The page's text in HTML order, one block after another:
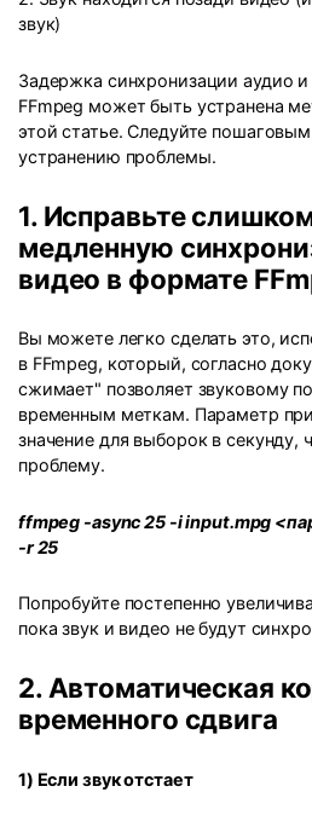
звук)
Задержка синхронизации аудио
FFmpeg может быть устранена
этой статье. Следуйте
устранению проблемы.
1. Исправьте
медленную
видео в формате
Вы можете легко сделать это,
в FFmpeg, который, согласно
сжимает" позволяет звуковому
временным меткам. Параметр
значение для выборок в секунду,
проблему.
ffmpeg -async 25 -i input.mpg
-r 25
Попробуйте постепенно
пока звук и видео не будут
2. Автоматическая
временного сдвига
1) Если звук отстает